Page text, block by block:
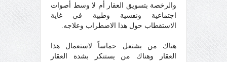
والرخصة بتسويق العقار أم لا وسط أصوات
اجتماعية ونفسية وطبية في غاية
الاستقطاب حول هذا الاضطراب وعلاجه.
هناك من يشتعل حماساً لاستعمال هذا
العقار وهناك من يستنكر بشدة العقار